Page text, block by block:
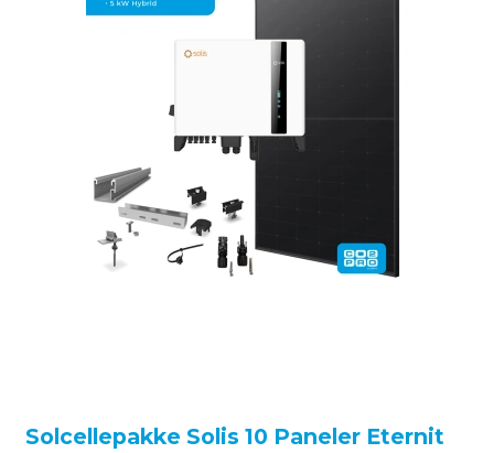
Solcellepakke Solis 10 Paneler Eternit